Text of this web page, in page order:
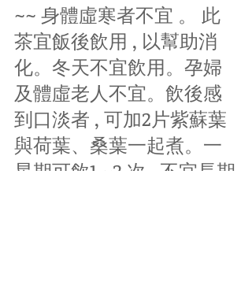
~~ 身體虛寒者不宜 。 此
茶宜飯後飲用 , 以幫助消
化。冬天不宜飲用。孕婦
及體虛老人不宜。飲後感
到口淡者 , 可加2片紫蘇葉
與荷葉、桑葉一起煮。一
星期可飲1 ~2 次 , 不宜長期